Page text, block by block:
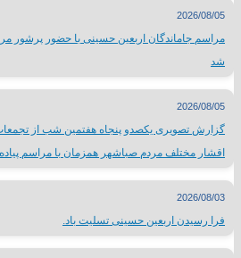
2026/08/05
مراسم جاماندگان اربعین حسینی با حضور پرشور
شد
2026/08/05
گزارش تصویری یکصدو پنجاه هفتمین شب از
اقشار مختلف مردم صباشهر همزمان با مراسم
2026/08/03
فرا رسیدن اربعین حسینی تسلیت باد.